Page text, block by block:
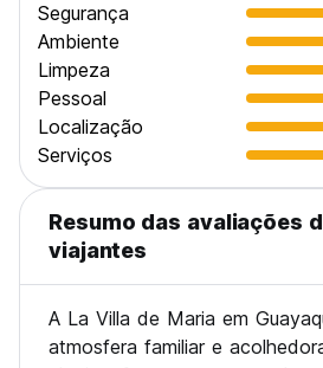
Segurança
Ambiente
Limpeza
Pessoal
Localização
Serviços
Resumo das avaliações
viajantes
A La Villa de Maria em
atmosfera familiar e